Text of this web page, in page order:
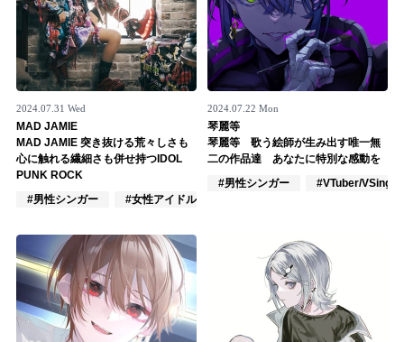
2024.07.31 Wed
MAD JAMIE
MAD JAMIE 突き抜ける荒々しさも
心に触れる繊細さも併せ持つIDOL
PUNK ROCK
#男性シンガー
#女性アイドル
2024.07.22 Mon
琴麗等
琴麗等 歌う絵師が生み出す唯一無
二の作品達 あなたに特別な感動を
#男性シンガー
#VTuber/VSinger